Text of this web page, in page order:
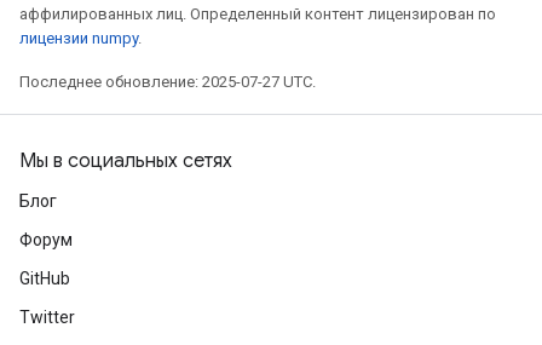
аффилированных лиц. Определенный контент лицензирован по
лицензии numpy.
Последнее обновление: 2025-07-27 UTC.
Мы в социальных сетях
Блог
Форум
GitHub
Twitter